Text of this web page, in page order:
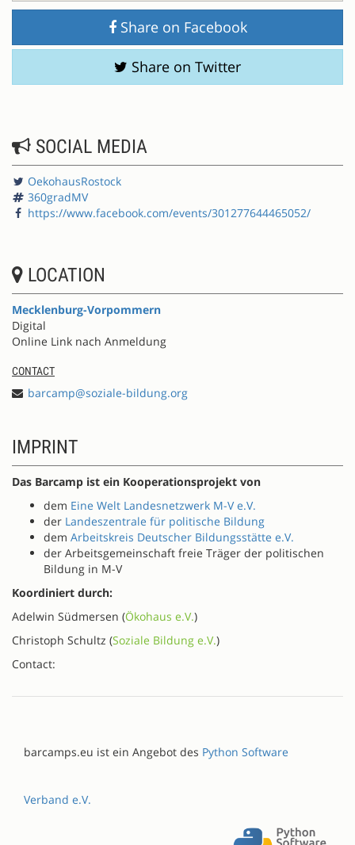
Share on Facebook
Share on Twitter
SOCIAL MEDIA
OekohausRostock
360gradMV
https://www.facebook.com/events/301277644465052/
LOCATION
Mecklenburg-Vorpommern
Digital
Online Link nach Anmeldung
CONTACT
barcamp@soziale-bildung.org
IMPRINT
Das Barcamp ist ein Kooperationsprojekt von
dem Eine Welt Landesnetzwerk M-V e.V.
der Landeszentrale für politische Bildung
dem Arbeitskreis Deutscher Bildungsstätte e.V.
der Arbeitsgemeinschaft freie Träger der politischen
Bildung in M-V
Koordiniert durch:
Adelwin Südmersen (Ökohaus e.V.)
Christoph Schultz (Soziale Bildung e.V.)
Contact:
barcamps.eu ist ein Angebot des Python Software
Verband e.V.